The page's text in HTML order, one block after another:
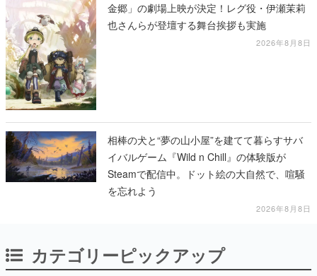
金郷」の劇場上映が決定！レグ役・伊瀬茉莉
也さんらが登壇する舞台挨拶も実施
2026年8月8日
相棒の犬と“夢の山小屋”を建てて暮らすサバ
イバルゲーム『Wild n Chill』の体験版が
Steamで配信中。ドット絵の大自然で、喧騒
を忘れよう
2026年8月8日
カテゴリーピックアップ